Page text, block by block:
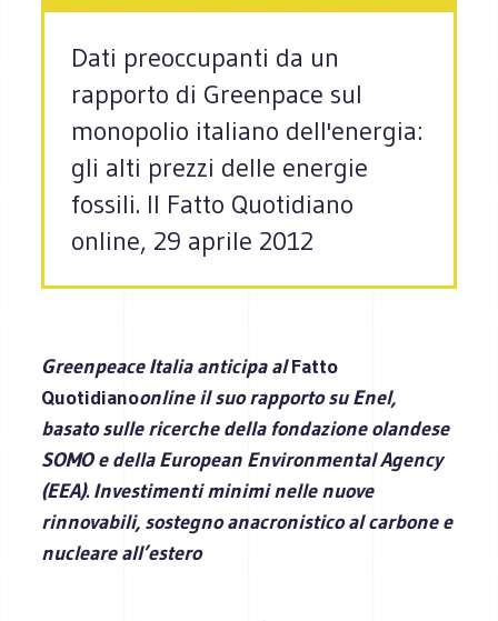
Dati preoccupanti da un
rapporto di Greenpace sul
monopolio italiano dell'energia:
gli alti prezzi delle energie
fossili. Il Fatto Quotidiano
online, 29 aprile 2012
Greenpeace Italia anticipa alFatto
Quotidianoonline il suo rapporto su Enel,
basato sulle ricerche della fondazione olandese
SOMO e della European Environmental Agency
(EEA). Investimenti minimi nelle nuove
rinnovabili, sostegno anacronistico al carbone e
nucleare all’estero